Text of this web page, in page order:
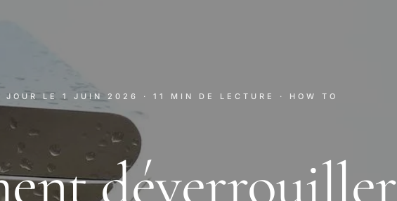
JOUR LE 1 JUIN 2026 · 11 MIN DE LECTURE · HOW TO
déverrouiller